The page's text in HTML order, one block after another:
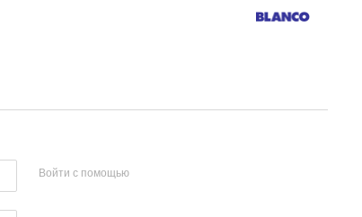
Войти с помощью